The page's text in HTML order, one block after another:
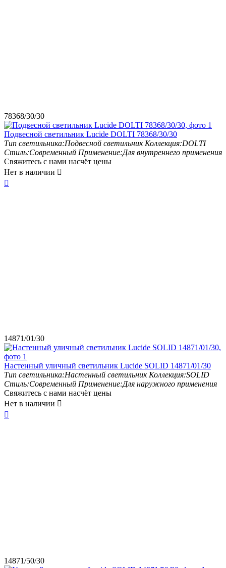
78368/30/30
Подвесной светильник Lucide DOLTI 78368/30/30
Тип светильника:Подвесной светильник Коллекция:DOLTI
Стиль:Современный Применение:Для внутреннего применения
Свяжитесь с нами насчёт цены
Нет в наличии 

14871/01/30
Настенный уличный светильник Lucide SOLID 14871/01/30
Тип светильника:Настенный светильник Коллекция:SOLID
Стиль:Современный Применение:Для наружного применения
Свяжитесь с нами насчёт цены
Нет в наличии 

14871/50/30